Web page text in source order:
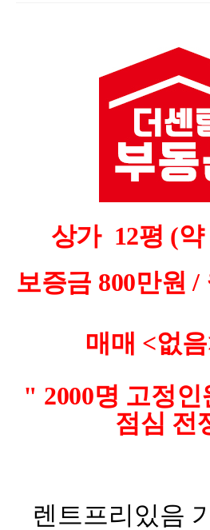
상가 12평 (약
보증금 800만원 /
매매 <없
" 2000명 고정
점심 전
렌트프리있음